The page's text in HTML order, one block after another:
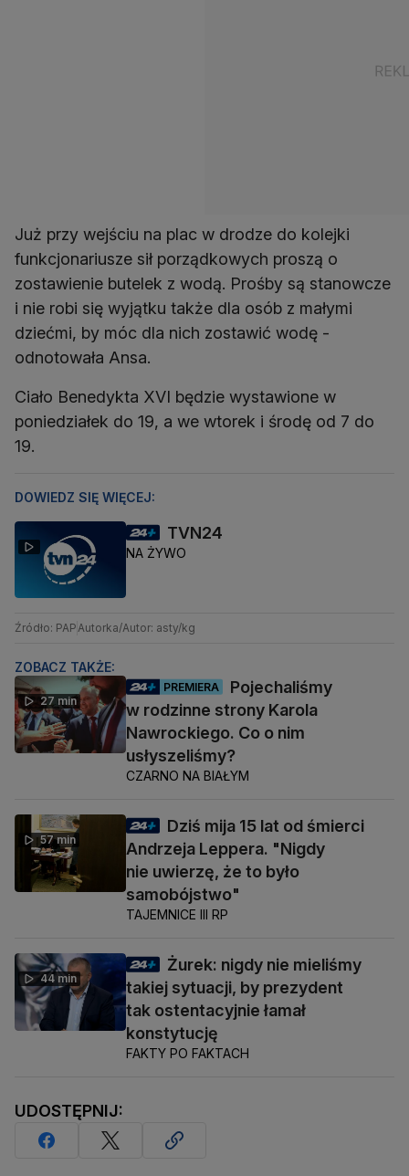
Już przy wejściu na plac w drodze do kolejki
funkcjonariusze sił porządkowych proszą o
zostawienie butelek z wodą. Prośby są stanowcze
i nie robi się wyjątku także dla osób z małymi
dziećmi, by móc dla nich zostawić wodę -
odnotowała Ansa.
Ciało Benedykta XVI będzie wystawione w
poniedziałek do 19, a we wtorek i środę od 7 do
19.
DOWIEDZ SIĘ WIĘCEJ:
TVN24
NA ŻYWO
Źródło: PAPAutorka/Autor: asty/kg
ZOBACZ TAKŻE:
27 min
PREMIERA
Pojechaliśmy
w rodzinne strony Karola
Nawrockiego. Co o nim
usłyszeliśmy?
CZARNO NA BIAŁYM
57 min
Dziś mija 15 lat od śmierci
Andrzeja Leppera. "Nigdy
nie uwierzę, że to było
samobójstwo"
TAJEMNICE III RP
44 min
Żurek: nigdy nie mieliśmy
takiej sytuacji, by prezydent
tak ostentacyjnie łamał
konstytucję
FAKTY PO FAKTACH
UDOSTĘPNIJ: